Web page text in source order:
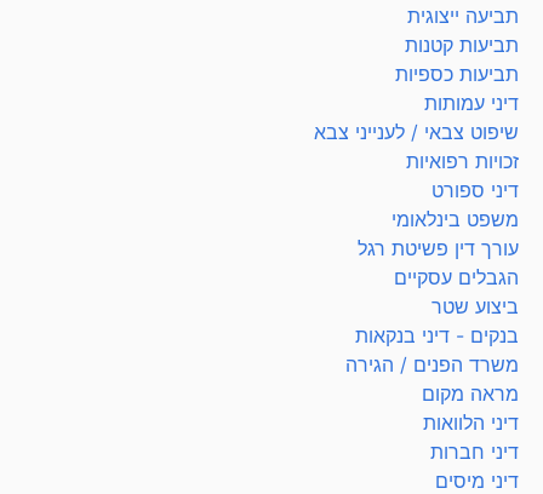
תביעה ייצוגית
תביעות קטנות
תביעות כספיות
דיני עמותות
שיפוט צבאי / לענייני צבא
זכויות רפואיות
דיני ספורט
משפט בינלאומי
עורך דין פשיטת רגל
הגבלים עסקיים
ביצוע שטר
בנקים - דיני בנקאות
משרד הפנים / הגירה
מראה מקום
דיני הלוואות
דיני חברות
דיני מיסים